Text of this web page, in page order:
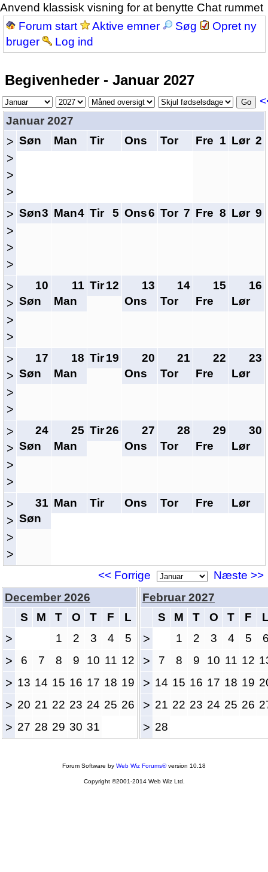
Anvend klassisk visning for at benytte Chat rummet
Forum start
Aktive emner Søg
Opret ny
bruger
Log ind
Begivenheder - Januar 2027
Januar 2027
>
>
>
>
Søn Man Tir Ons Tor 1
Fre 2
Lør
>
>
>
>
3
Søn 4
Man 5
Tir 6
Ons 7
Tor 8
Fre 9
Lør
>
>
>
>
10
Søn
11
Man
12
Tir
13
Ons
14
Tor
15
Fre
16
Lør
>
>
>
>
17
Søn
18
Man
19
Tir
20
Ons
21
Tor
22
Fre
23
Lør
>
>
>
>
24
Søn
25
Man
26
Tir
27
Ons
28
Tor
29
Fre
30
Lør
>
>
>
>
31
Søn
Man Tir Ons Tor Fre Lør
<< Forrige
Næste >>
December 2026
S
M T O T F L
> 1 2 3 4 5
> 6 7 8 9 10 11 12
> 13 14 15 16 17 18 19
> 20 21 22 23 24 25 26
> 27 28 29 30 31
Februar 2027
S
M T O T F
> 1 2 3 4 5
> 7 8 9 10 11 12
> 14 15 16 17 18 19
> 21 22 23 24 25 26
> 28
Forum Software by Web Wiz Forums®version 10.18
Copyright ©2001-2014 Web Wiz Ltd.